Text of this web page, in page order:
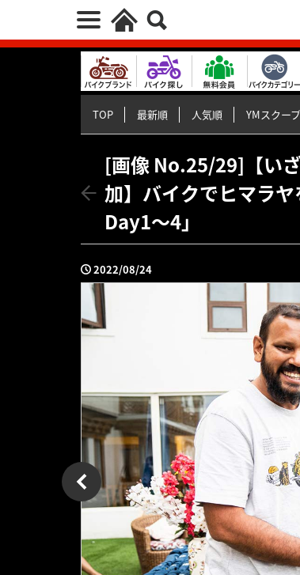
TOP 最新順 人気順 YMスクー
[画像 No.25/29]【い
加】バイクでヒマラ
Day1〜4」
2022/08/24